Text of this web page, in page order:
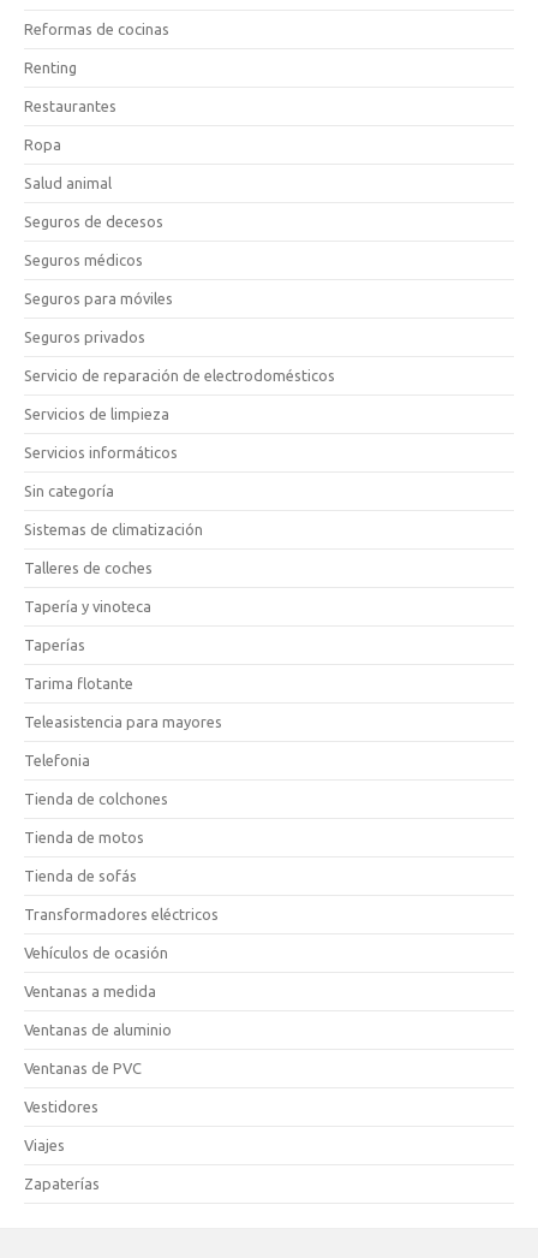
Reformas de cocinas
Renting
Restaurantes
Ropa
Salud animal
Seguros de decesos
Seguros médicos
Seguros para móviles
Seguros privados
Servicio de reparación de electrodomésticos
Servicios de limpieza
Servicios informáticos
Sin categoría
Sistemas de climatización
Talleres de coches
Tapería y vinoteca
Taperías
Tarima flotante
Teleasistencia para mayores
Telefonia
Tienda de colchones
Tienda de motos
Tienda de sofás
Transformadores eléctricos
Vehículos de ocasión
Ventanas a medida
Ventanas de aluminio
Ventanas de PVC
Vestidores
Viajes
Zapaterías